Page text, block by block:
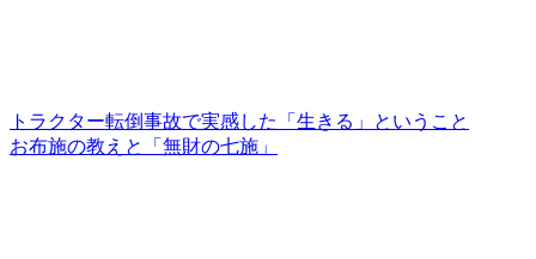
トラクター転倒事故で実感した「生きる」ということ
お布施の教えと「無財の七施」